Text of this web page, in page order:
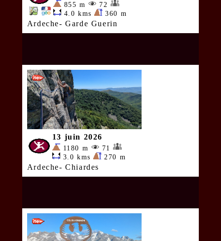
855 m
72
4.0 kms
360 m
Ardeche- Garde Guerin
13 juin 2026
1180 m
71
3.0 kms
270 m
Ardeche- Chiardes